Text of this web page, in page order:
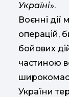
Україні».
Воєнні дії
операцій,
бойових
частиною
України